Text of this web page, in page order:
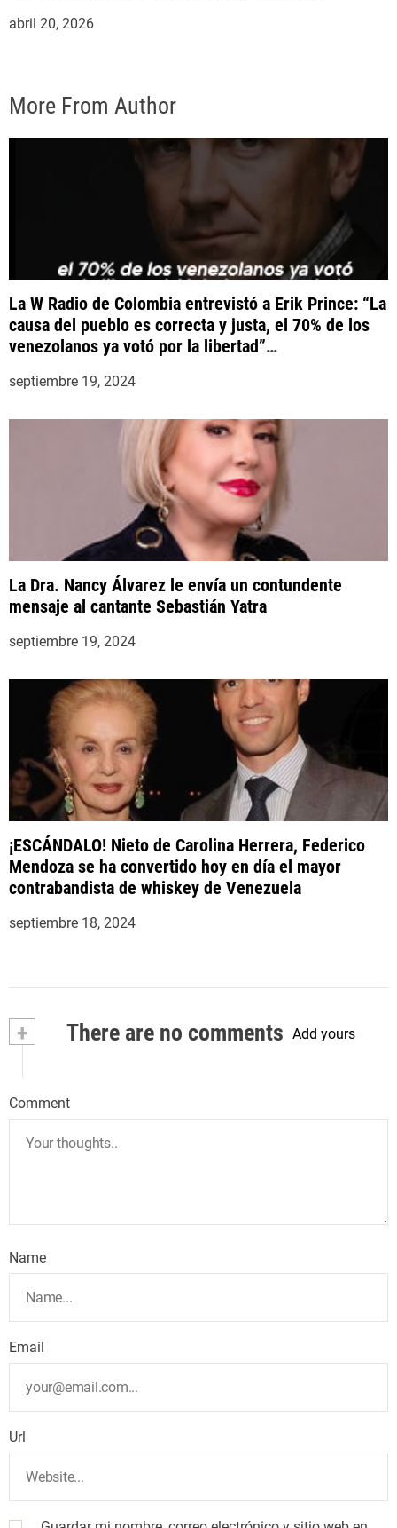
abril 20, 2026
More From Author
La W Radio de Colombia entrevistó a Erik Prince: “La
causa del pueblo es correcta y justa, el 70% de los
venezolanos ya votó por la libertad”
septiembre 19, 2024
La Dra. Nancy Álvarez le envía un contundente
mensaje al cantante Sebastián Yatra
septiembre 19, 2024
¡ESCÁNDALO! Nieto de Carolina Herrera, Federico
Mendoza se ha convertido hoy en día el mayor
contrabandista de whiskey de Venezuela
septiembre 18, 2024
+ There are no comments Add yours
Comment
Name
Email
Url